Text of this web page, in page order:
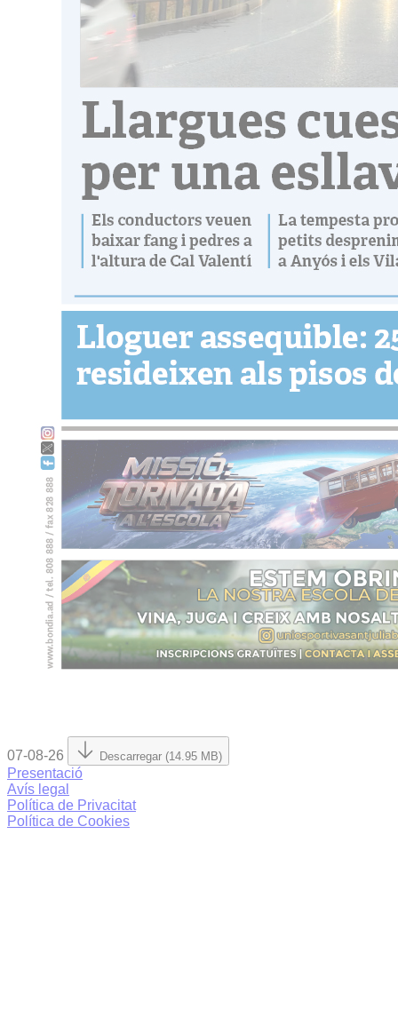
07-08-26 Descarregar (14.95 MB)
Presentació
Avís legal
Política de Privacitat
Política de Cookies